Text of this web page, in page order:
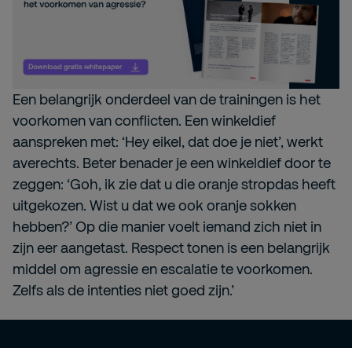
Een belangrijk onderdeel van de trainingen is het
voorkomen van conflicten. Een winkeldief
aanspreken met: ‘Hey eikel, dat doe je niet’, werkt
averechts. Beter benader je een winkeldief door te
zeggen: ‘Goh, ik zie dat u die oranje stropdas heeft
uitgekozen. Wist u dat we ook oranje sokken
hebben?’ Op die manier voelt iemand zich niet in
zijn eer aangetast. Respect tonen is een belangrijk
middel om agressie en escalatie te voorkomen.
Zelfs als de intenties niet goed zijn.’